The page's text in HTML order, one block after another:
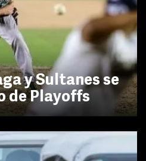
y Sultanes se
de Playoffs